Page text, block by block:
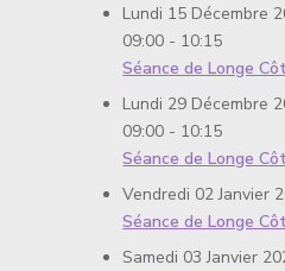
Lundi 15 Décembre
09:00 - 10:15
Séance de Longe
Lundi 29 Décembre
09:00 - 10:15
Séance de Longe
Vendredi 02 Janvier
Séance de Longe
Samedi 03 Janvier